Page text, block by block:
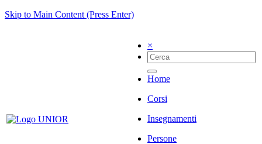
Skip to Main Content (Press Enter)
×
Home
Corsi
Insegnamenti
Persone